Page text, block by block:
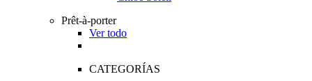
Prêt-à-porter
Ver todo
CATEGORÍAS